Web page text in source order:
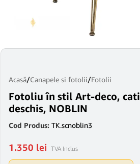
Acasă/Canapele si fotolii/Fotolii
Fotoliu în stil Art-deco,
deschis, NOBLIN
Cod Produs: TK.scnoblin3
1.350 lei TVA Inclus